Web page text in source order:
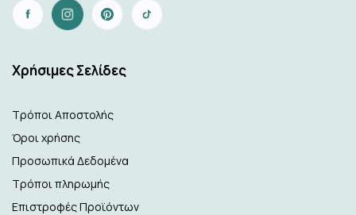
Xρήσιμες Σελίδες
Τρόποι Αποστολής
Όροι χρήσης
Προσωπικά Δεδομένα
Τρόποι πληρωμής
Επιστροφές Προϊόντων